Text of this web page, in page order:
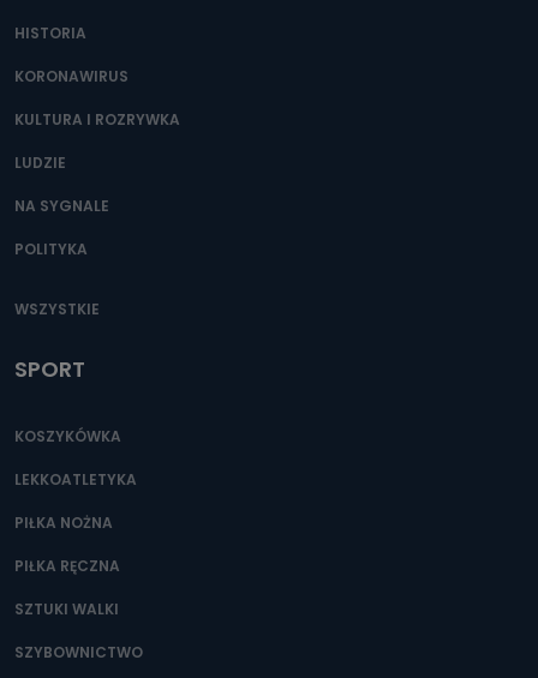
które zostały zebrane ze źródeł publicznie dostępnych, w
kontaktowy, adres korespondencyjny. Odbiorcą Pastwa
danych osobowych są pracownicy i współpracownicy
biznesowej działalności.
Jak skontaktować się z inspektorem
danych osobowych?
e-mailowo pod adresem: poczta@tvproart.pl
HISTORIA
KORONAWIRUS
KULTURA I ROZRYWKA
LUDZIE
NA SYGNALE
POLITYKA
WSZYSTKIE
SPORT
KOSZYKÓWKA
LEKKOATLETYKA
PIŁKA NOŻNA
PIŁKA RĘCZNA
SZTUKI WALKI
SZYBOWNICTWO